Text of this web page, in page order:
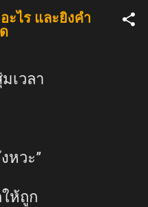
ะไร และยิงคำ
เวลา
หวะ”
ห้ถูก